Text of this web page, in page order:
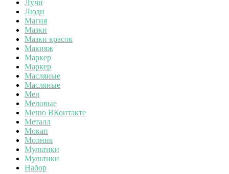
Лучи
Люди
Магия
Мазки
Мазки красок
Макияж
Маркер
Маркер
Масляные
Масляные
Мел
Меловые
Меню ВКонтакте
Металл
Мокап
Молния
Мультики
Мультики
Набор